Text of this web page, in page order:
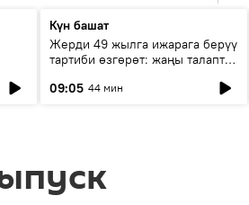
Күн башат
Жерди 49 жылга ижарага берүү
тартиби өзгөрөт: жаңы талаптар
09:05 44 мин